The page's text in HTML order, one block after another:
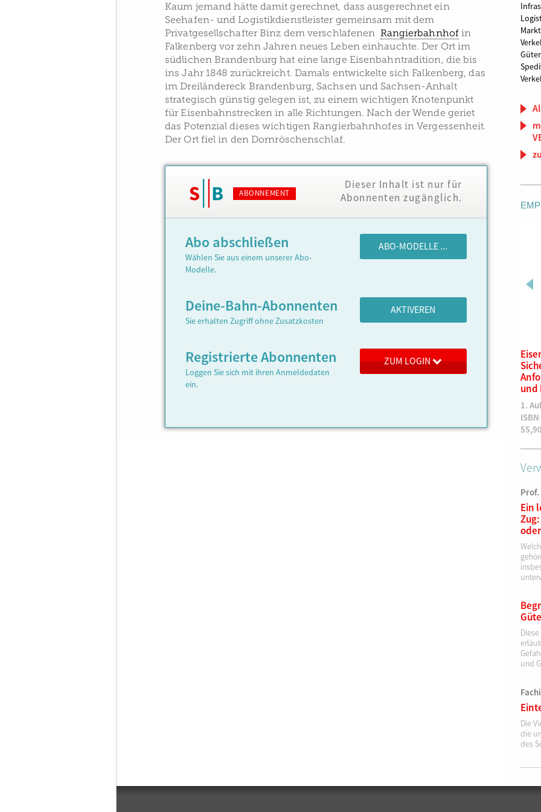
Kaum jemand hätte damit gerechnet, dass ausgerechnet ein
Seehafen- und Logistikdienstleister gemeinsam mit dem
Privatgesellschafter Binz dem verschlafenen Rangierbahnhofin
Falkenberg vor zehn Jahren neues Leben einhauchte. Der Ort im
südlichen Brandenburg hat eine lange Eisenbahntradition, die bis
ins Jahr 1848 zurückreicht. Damals entwickelte sich Falkenberg, das
im Dreiländereck Brandenburg, Sachsen und Sachsen-Anhalt
strategisch günstig gelegen ist, zu einem wichtigen Knotenpunkt
für Eisenbahnstrecken in alle Richtungen. Nach der Wende geriet
das Potenzial dieses wichtigen Rangierbahnhofes in Vergessenheit.
Der Ort fiel in den Dornröschenschlaf.
ABONNEMENT
Dieser Inhalt ist nur für
Abonnenten zugänglich.
Abo abschließen
Wählen Sie aus einem unserer Abo-
Modelle.
ABO-MODELLE ...
Deine-Bahn-Abonnenten
Sie erhalten Zugriff ohne Zusatzkosten
AKTIVEREN
Registrierte Abonnenten
Loggen Sie sich mit ihren Anmeldedaten
ein.
ZUM LOGIN
Sp Dr 60-Stellwerke
bedienen. Abweichen vom
Regelbetrieb und
ISBN 978-3-943214-53-6
und
1.
55,90
Prof.
Ein
und
Die
die
des